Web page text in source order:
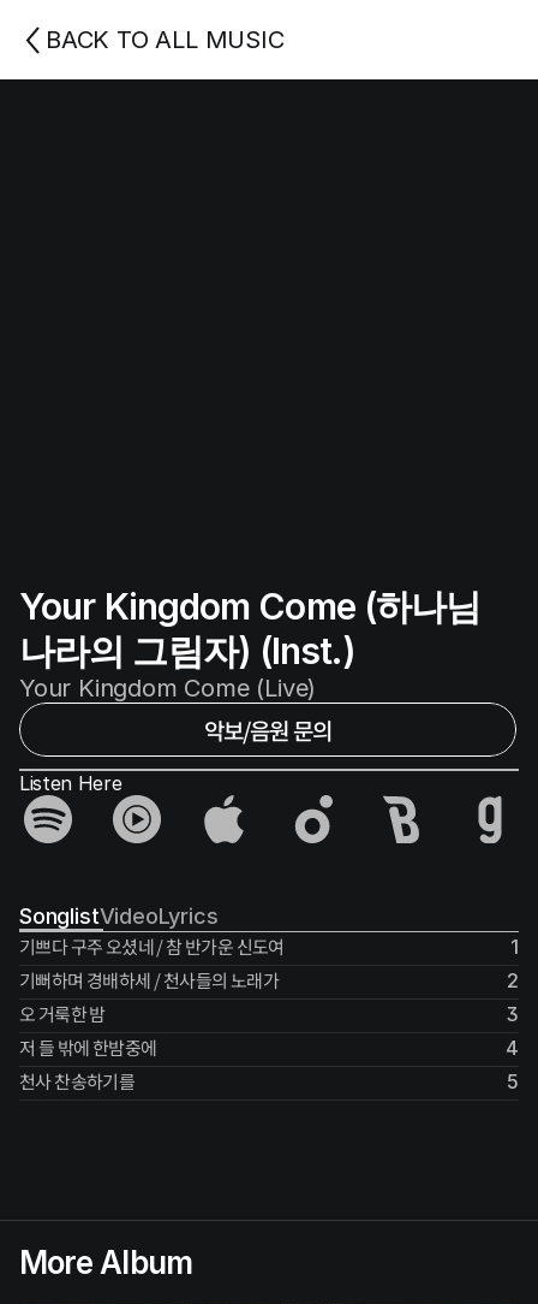
BACK TO ALL MUSIC
Your Kingdom Come (하나님
나라의 그림자) (Inst.)
Your Kingdom Come (Live)
악보/음원 문의
Listen Here
VideoLyrics
Songlist
기쁘다 구주 오셨네 / 참 반가운 신도여
1
기뻐하며 경배하세 / 천사들의 노래가 2
오 거룩한 밤 3
저 들 밖에 한밤중에 4
천사 찬송하기를 5
More Album